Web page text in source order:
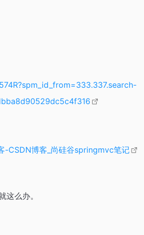
-CSDN博客_尚硅谷springmvc笔记
这么办。